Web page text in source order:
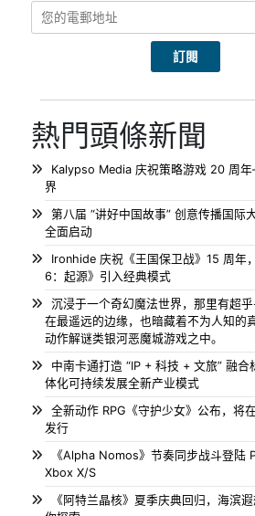
熱門頭條新聞
Kalypso Media 庆祝策略游戏 20 周
界
第八届 “讲好中国故事” 创意传播国际
全面启动
Ironhide 庆祝《王国保卫战》15 周年
6：起源》引入经典模式
沉浸于一个奇幻魔法世界，那里有超
在最遥远的边缘，也暗藏着不为人知
动作解谜类银河恶魔城游戏之中。
中南卡通打造 “IP + 科技 + 文旅” 融合
体化可持续发展全新产业模式
全新动作 RPG《守护少女》公布，将
发行
《Alpha Nomos》节奏同步战斗登陆
Xbox X/S
《阿特兰晶核》夏季庆典回归，海滨